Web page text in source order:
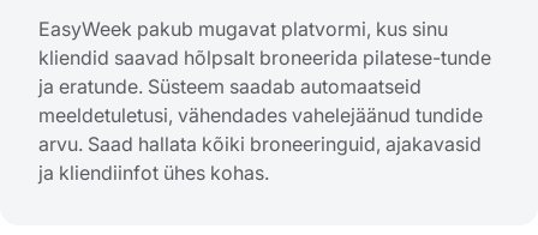
EasyWeek pakub mugavat platvormi, kus sinu
kliendid saavad hõlpsalt broneerida pilatese-tunde
ja eratunde. Süsteem saadab automaatseid
meeldetuletusi, vähendades vahelejäänud tundide
arvu. Saad hallata kõiki broneeringuid, ajakavasid
ja kliendiinfot ühes kohas.